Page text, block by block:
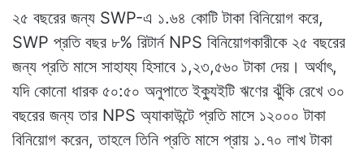
২৫ বছরের জন্য SWP-এ ১.৬৪ কোটি টাকা বিনিয়োগ করে,
SWP প্রতি বছর ৮% রিটার্ন NPS বিনিয়োগকারীকে ২৫ বছরের
জন্য প্রতি মাসে সাহায্য হিসাবে ১,২৩,৫৬০ টাকা দেয়। অর্থাৎ,
যদি কোনো ধারক ৫০:৫০ অনুপাতে ইক্যুইটি ঋণের ঝুঁকি রেখে ৩০
বছরের জন্য তার NPS অ্যাকাউন্টে প্রতি মাসে ১২০০০ টাকা
বিনিয়োগ করেন, তাহলে তিনি প্রতি মাসে প্রায় ১.৭০ লাখ টাকা